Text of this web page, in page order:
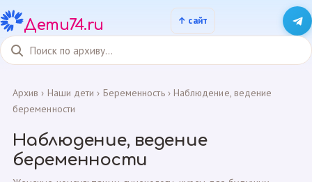
Дети74.ru
Архив › Наши дети › Беременность› Наблюдение, ведение
беременности
Наблюдение, ведение
беременности